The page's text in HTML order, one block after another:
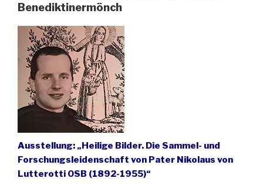
Benediktinermönch
Ausstellung: „Heilige Bilder. Die Sammel- und
Forschungsleidenschaft von Pater Nikolaus von
Lutterotti OSB (1892-1955)“